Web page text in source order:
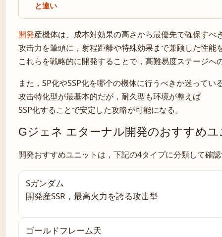
と違い
開発産機体は、成本対効果の高さから最優先で確保すべ
攻击力を筆頭に，射程距離や特殊効果まで兼顾した性能
これらを戦略的に開発することで，高難易度ステージへ
また，SP化やSSP化を哪个の機体に行うべきか迷って
攻击特化型が最基本的だが，耐久型も环境が整えば
SSP化することで安定した攻略が可能になる。
Gジェネ エターナル開発のおすすめ
開発おすすめユニットは，下記の4タイプに分類して確
Sガンダム
開発産SSR，最高火力を誇る攻击型
ゴールドフレーム天